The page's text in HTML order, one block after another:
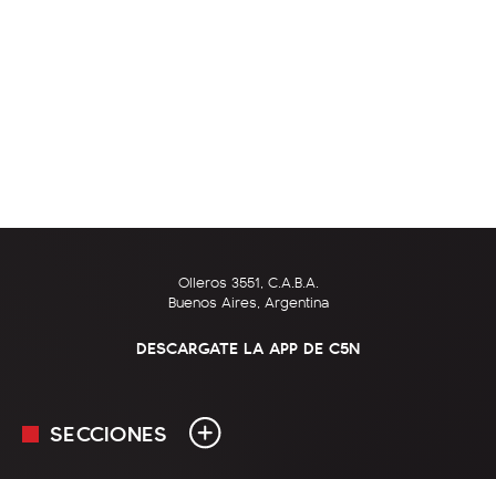
Olleros 3551, C.A.B.A.
Buenos Aires, Argentina
DESCARGATE LA APP DE C5N
SECCIONES